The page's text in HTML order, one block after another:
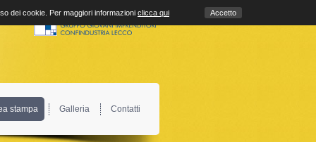
stampa Galleria Contatti
dei cookie. Per maggiori informazioni clicca qui Accetto